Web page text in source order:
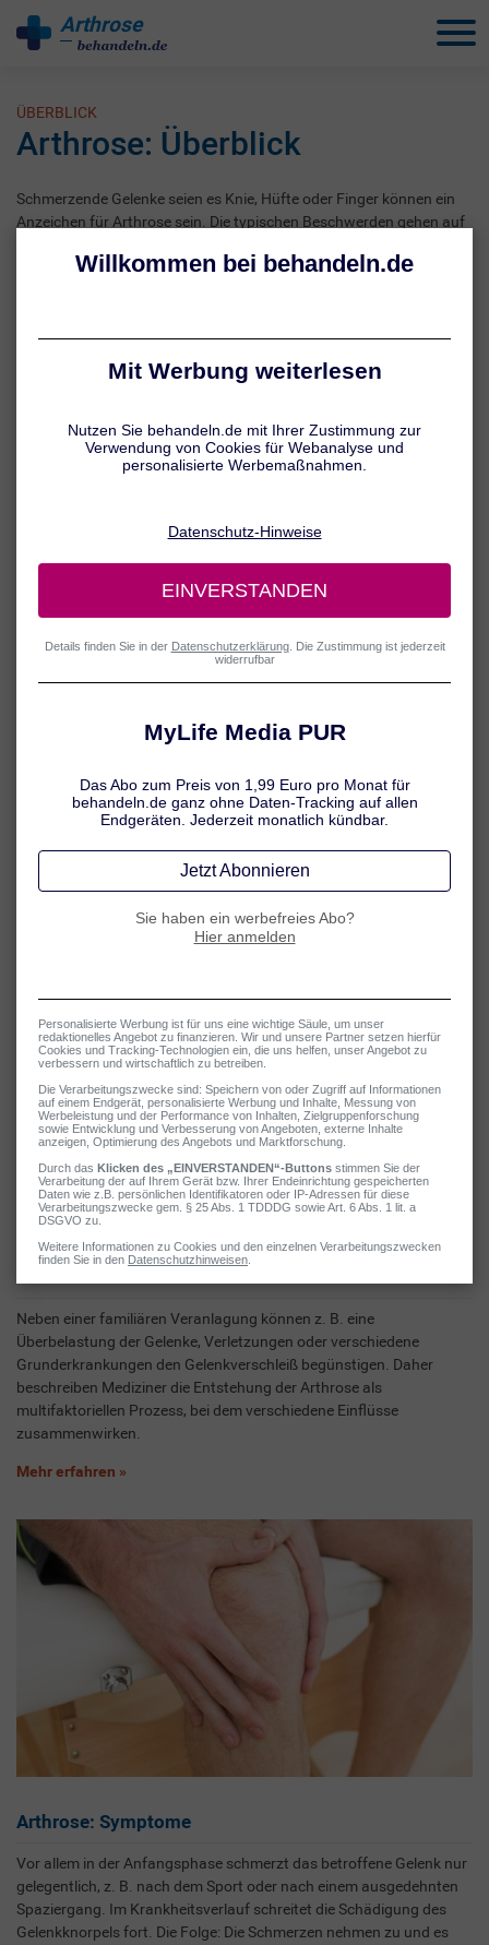
Arthrose
ÜBERBLICK
Arthrose: Überblick
Schmerzende Gelenke seien es Knie, Hüfte oder Finger können ein
Anzeichen für Arthrose sein. Die typischen Beschwerden gehen auf
nur mit gelegentlichen Schmerzen bemerkbar macht. Im späteren
Umso wichtiger ist eine frühzeitige Behandlung. So können
Schmerzen gelindert und die Beweglichkeit verbessert werden.
Schlussendlich können die richtigen Therapiemaßnahmen auch
Bei Arthrose handelt es sich um die häufigste Gelenkerkrankung
überhaupt. Der fortschreitende Gelenkverschleiß betrifft besonders
über das Krankheitsbild und lesen Sie Wissenswertes rund um den
Aufbau und die Funktion unserer Gelenke.
Neben einer familiären Veranlagung können z. B. eine
Überbelastung der Gelenke, Verletzungen oder verschiedene
Grunderkrankungen den Gelenkverschleiß begünstigen. Daher
beschreiben Mediziner die Entstehung der Arthrose als
multifaktoriellen Prozess, bei dem verschiedene Einflüsse
zusammenwirken.
Mehr erfahren
Arthrose: Symptome
Vor allem in der Anfangsphase schmerzt das betroffene Gelenk nur
gelegentlich, z. B. nach dem Sport oder nach einem ausgedehnten
Spaziergang. Im Krankheitsverlauf schreitet die Schädigung des
Gelenkknorpels fort. Die Folge: Die Schmerzen nehmen zu und es